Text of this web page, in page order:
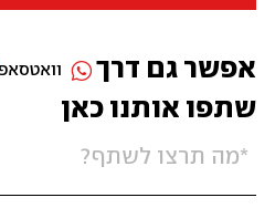
שתפו אותנו כאן
אפשר גם דרך וואטסאפ